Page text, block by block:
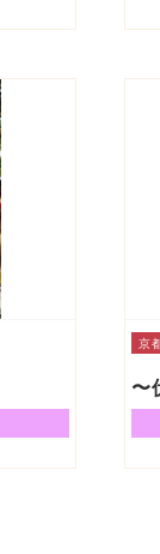
京
〜